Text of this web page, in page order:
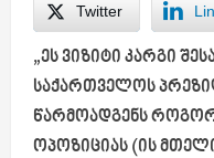
Twitter
„ეს ვიზიტი კარგი
საქართველოს
წარმოადგენს
ოპოზიციას (ის